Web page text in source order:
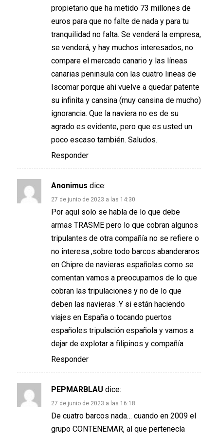
propietario que ha metido 73 millones de
euros para que no falte de nada y para tu
tranquilidad no falta. Se venderá la empresa,
se venderá, y hay muchos interesados, no
compare el mercado canario y las líneas
canarias peninsula con las cuatro lineas de
Iscomar porque ahi vuelve a quedar patente
su infinita y cansina (muy cansina de mucho)
ignorancia. Que la naviera no es de su
agrado es evidente, pero que es usted un
poco escaso también. Saludos.
Responder
Anonimus dice:
27 de junio de 2023 a las 14:30
Por aquí solo se habla de lo que debe
armas TRASME pero lo que cobran algunos
tripulantes de otra compañía no se refiere o
no interesa ,sobre todo barcos abanderaros
en Chipre de navieras españolas como se
comentan vamos a preocuparnos de lo que
cobran las tripulaciones y no de lo que
deben las navieras .Y si están haciendo
viajes en España o tocando puertos
españoles tripulación española y vamos a
dejar de explotar a filipinos y compañía
Responder
PEPMARBLAU dice:
27 de junio de 2023 a las 16:18
De cuatro barcos nada… cuando en 2009 el
grupo CONTENEMAR, al que pertenecía